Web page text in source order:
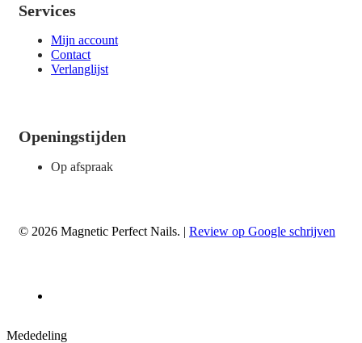
Services
Mijn account
Contact
Verlanglijst
Openingstijden
Op afspraak
© 2026 Magnetic Perfect Nails. | Review op Google schrijven
Mededeling